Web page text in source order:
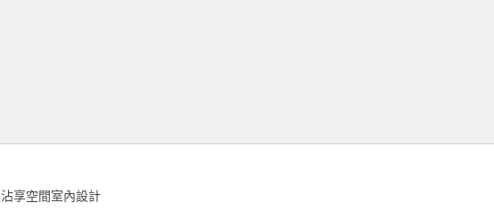
享空間室內設計